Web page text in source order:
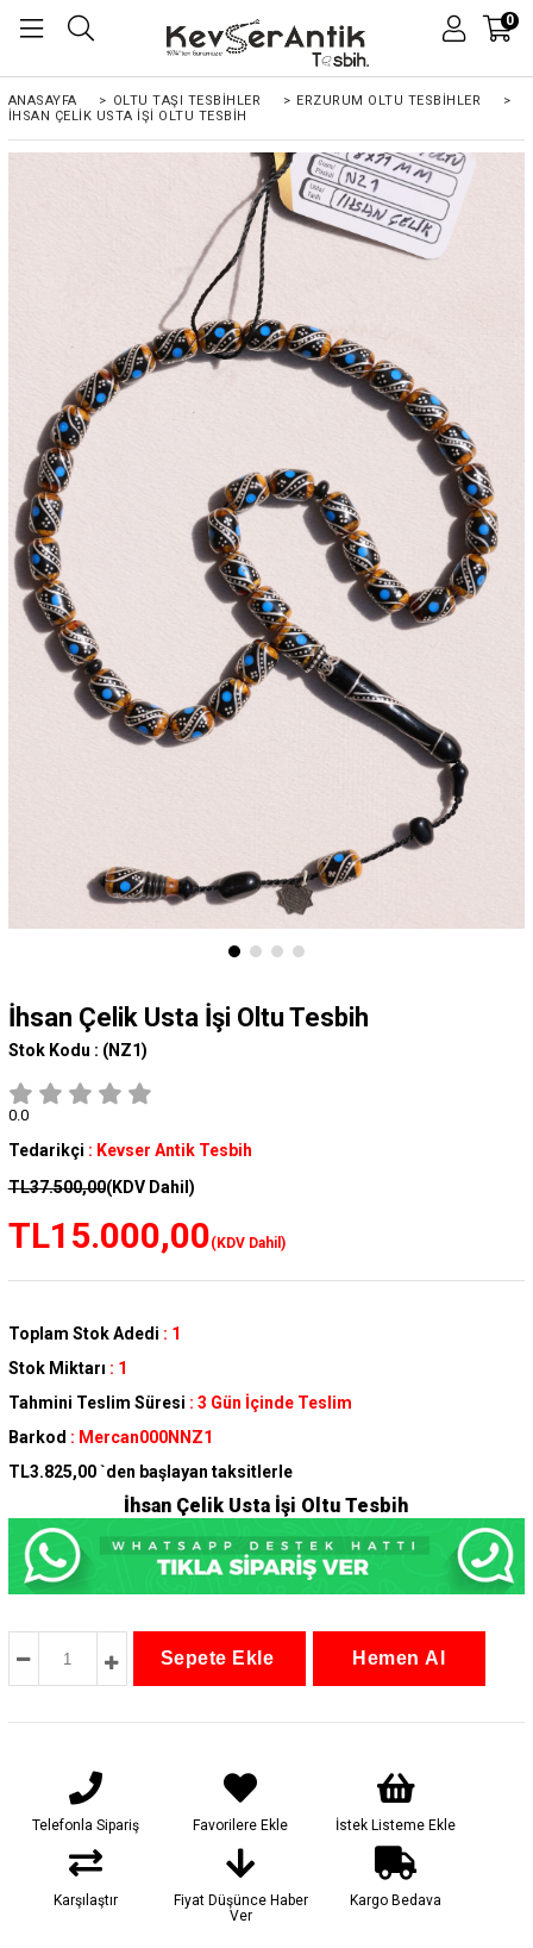
0
ANASAYFA > OLTU TAŞI TESBİHLER > ERZURUM OLTU TESBİHLER
>
İHSAN ÇELIK USTA İŞI OLTU TESBIH
İhsan Çelik Usta İşi Oltu Tesbih
Stok Kodu : (NZ1)
0.0
Tedarikçi : Kevser Antik Tesbih
TL37.500,00(KDV Dahil)
TL15.000,00(KDV Dahil)
Toplam Stok Adedi : 1
Stok Miktarı : 1
Tahmini Teslim Süresi : 3 Gün İçinde Teslim
Barkod : Mercan000NNZ1
TL3.825,00 `den başlayan taksitlerle
İhsan Çelik Usta İşi Oltu Tesbih
Telefonla Sipariş Favorilere Ekle İstek Listeme Ekle
Karşılaştır
Fiyat Düşünce Haber
Ver
Kargo Bedava